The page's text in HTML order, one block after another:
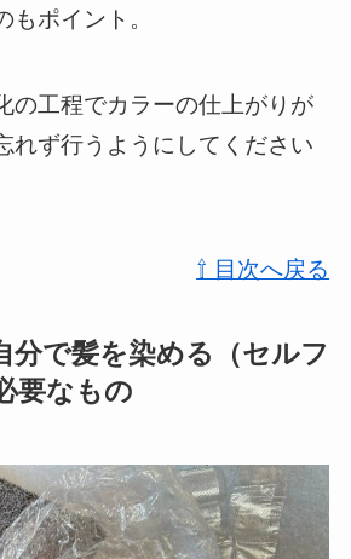
もポイント。
の工程でカラーの仕上がりが
れず行うようにしてください
⇧ 目次へ戻る
分で髪を染める（セルフ
要なもの